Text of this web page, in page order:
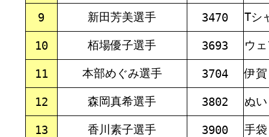
9 新田芳美選手 3470 Tシ
10 栢場優子選手 3693 ウ
11 本部めぐみ選手 3704 伊
12 森岡真希選手 3802 ぬ
13 香川素子選手 3900 手